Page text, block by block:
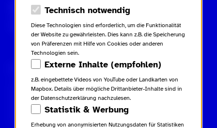
Gebärdensprache Leichte Sprache
Inhaltsverzeichnis
Rechtliches
Datenschutzerklärung
Datenschutzerklärung TikTok
Datenschutzerklärung Meta
Erklärung zur Barrierefreiheit
Kampagne
Glossar
Beiträge
Downloads
Kontakt
Datenschutz-Optionen
Technisch notwendig
Diese Technologien sind erforderlich, um die Funktionalität
der Website zu gewährleisten. Dies kann z.B. die Speicherung
von Präferenzen mit Hilfe von Cookies oder anderen
Technologien sein.
Externe Inhalte (empfohlen)
z.B. eingebettete Videos von YouTube oder Landkarten von
Mapbox. Details über mögliche Drittanbieter-Inhalte sind in
der Datenschutzerklärung nachzulesen.
Statistik & Werbung
Erhebung von anonymisierten Nutzungsdaten für Statistiken